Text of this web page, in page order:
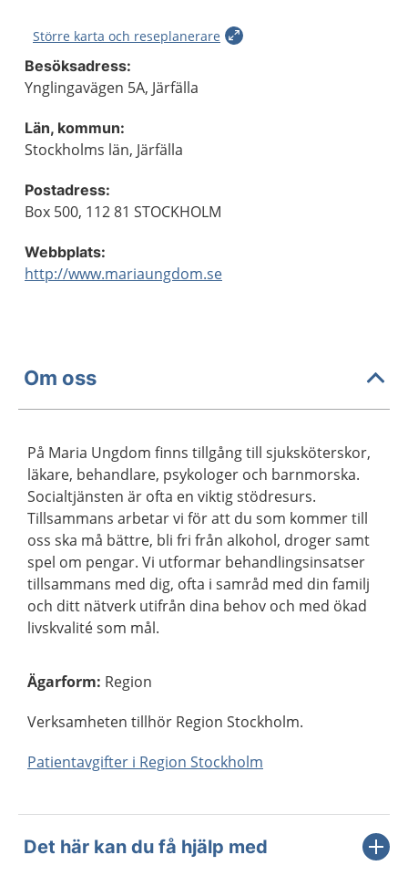
Större karta och reseplanerare
Besöksadress:
Ynglingavägen 5A, Järfälla
Län, kommun:
Stockholms län, Järfälla
Postadress:
Box 500, 112 81 STOCKHOLM
Webbplats:
http://www.mariaungdom.se
Om oss
På Maria Ungdom finns tillgång till sjuksköterskor,
läkare, behandlare, psykologer och barnmorska.
Socialtjänsten är ofta en viktig stödresurs.
Tillsammans arbetar vi för att du som kommer till
oss ska må bättre, bli fri från alkohol, droger samt
spel om pengar. Vi utformar behandlingsinsatser
tillsammans med dig, ofta i samråd med din familj
och ditt nätverk utifrån dina behov och med ökad
livskvalité som mål.
Ägarform: Region
Verksamheten tillhör Region Stockholm.
Patientavgifter i Region Stockholm
Det här kan du få hjälp med